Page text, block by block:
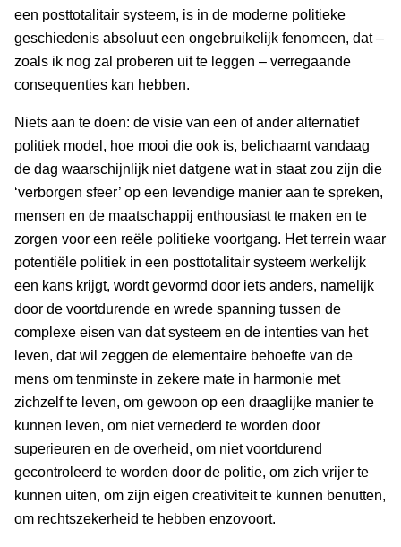
een posttotalitair systeem, is in de moderne politieke
geschiedenis absoluut een ongebruikelijk fenomeen, dat –
zoals ik nog zal proberen uit te leggen – verregaande
consequenties kan hebben.
Niets aan te doen: de visie van een of ander alternatief
politiek model, hoe mooi die ook is, belichaamt vandaag
de dag waarschijnlijk niet datgene wat in staat zou zijn die
‘verborgen sfeer’ op een levendige manier aan te spreken,
mensen en de maatschappij enthousiast te maken en te
zorgen voor een reële politieke voortgang. Het terrein waar
potentiële politiek in een posttotalitair systeem werkelijk
een kans krijgt, wordt gevormd door iets anders, namelijk
door de voortdurende en wrede spanning tussen de
complexe eisen van dat systeem en de intenties van het
leven, dat wil zeggen de elementaire behoefte van de
mens om tenminste in zekere mate in harmonie met
zichzelf te leven, om gewoon op een draaglijke manier te
kunnen leven, om niet vernederd te worden door
superieuren en de overheid, om niet voortdurend
gecontroleerd te worden door de politie, om zich vrijer te
kunnen uiten, om zijn eigen creativiteit te kunnen benutten,
om rechtszekerheid te hebben enzovoort.